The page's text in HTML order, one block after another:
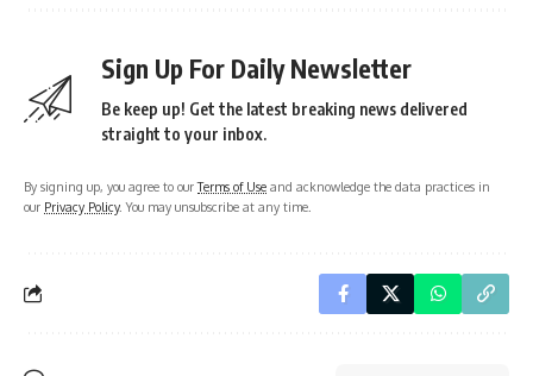
Sign Up For Daily Newsletter
Be keep up! Get the latest breaking news delivered
straight to your inbox.
By signing up, you agree to ourTerms of Use and acknowledge the data practices in
our Privacy Policy. You may unsubscribe at any time.